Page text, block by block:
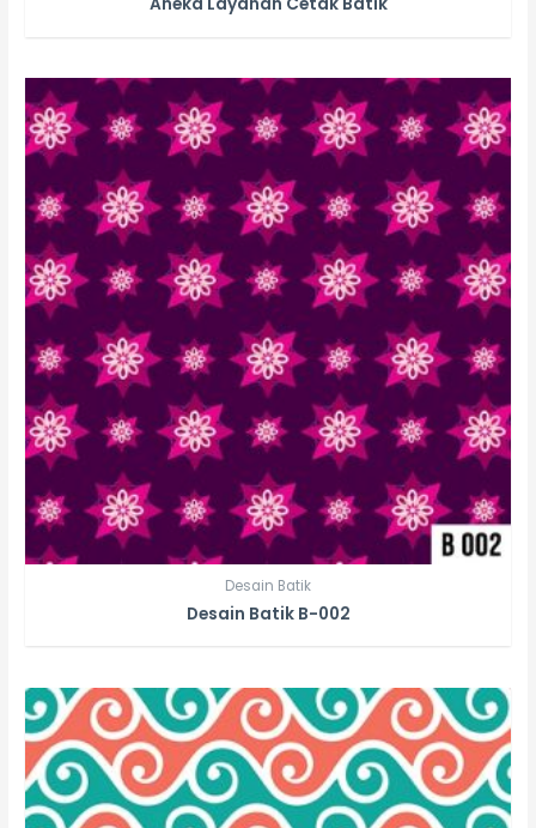
Desain Batik
Desain Batik B-002